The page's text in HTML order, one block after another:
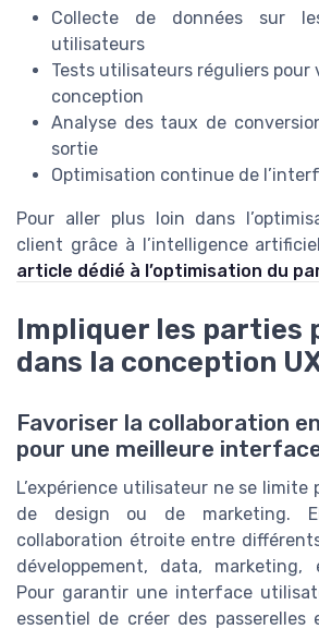
Collecte de données sur
utilisateurs
Tests utilisateurs réguliers pour
conception
Analyse des taux de
sortie
Optimisation continue de
Pour aller plus loin dans
client grâce à l’intelligence
article dédié à l’optimisation du
Impliquer les parties
dans la conception
Favoriser la collaboration
pour une meilleure
L’expérience utilisateur ne se limite
de design ou de marketing.
collaboration étroite entre
développement, data,
Pour garantir une interface
essentiel de créer des passerelles